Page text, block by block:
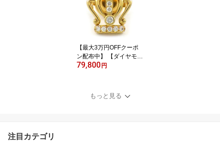
具 【中古】
【最大3万円OFFクーポ
ン配布中】 【ダイヤモン
ド】 ピンブローチ 王冠
79,800円
もっと見る
注目カテゴリ